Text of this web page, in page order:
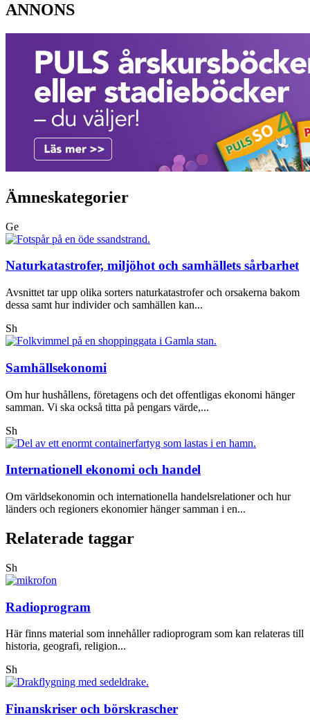
ANNONS
Ämneskategorier
Ge
Naturkatastrofer, miljöhot och samhällets sårbarhet
Avsnittet tar upp olika sorters naturkatastrofer och orsakerna bakom
dessa samt hur individer och samhällen kan...
Sh
Samhällsekonomi
Om hur hushållens, företagens och det offentligas ekonomi hänger
samman. Vi ska också titta på pengars värde,...
Sh
Internationell ekonomi och handel
Om världsekonomin och internationella handelsrelationer och hur
länders och regioners ekonomier hänger samman i en...
Relaterade taggar
Sh
Radioprogram
Här finns material som innehåller radioprogram som kan relateras till
historia, geografi, religion...
Sh
Finanskriser och börskrascher